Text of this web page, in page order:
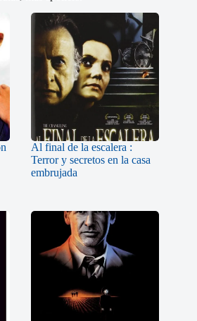
Al final de la escalera :
Terror y secretos en la casa
embrujada